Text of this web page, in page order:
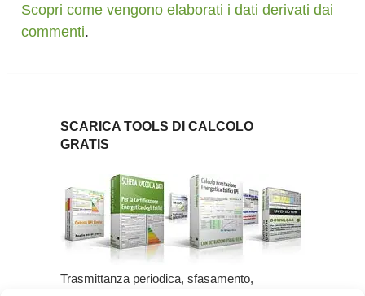
Scopri come vengono elaborati i dati derivati dai
commenti.
SCARICA TOOLS DI CALCOLO
GRATIS
Trasmittanza periodica, sfasamento,